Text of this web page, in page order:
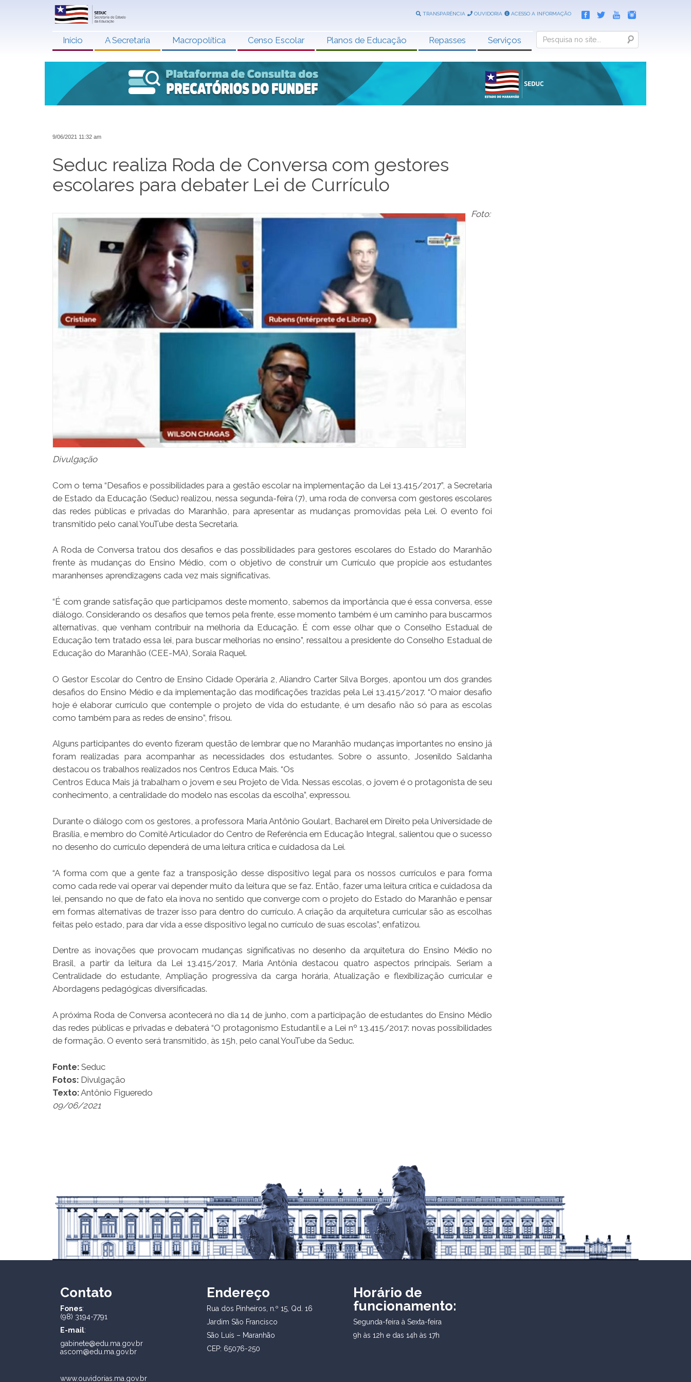
TRANSPARÊNCIA OUVIDORIA ACESSO A INFORMAÇÃO
Início A Secretaria Macropolítica Censo Escolar Planos de Educação Repasses Serviços Search
9/06/2021 11:32 am
Seduc realiza Roda de Conversa com gestores
escolares para debater Lei de Currículo
Foto:
Divulgação
Com o tema “Desafios e possibilidades para a gestão escolar na implementação da Lei 13.415/2017”, a Secretaria
de Estado da Educação (Seduc) realizou, nessa segunda-feira (7), uma roda de conversa com gestores escolares
das redes públicas e privadas do Maranhão, para apresentar as mudanças promovidas pela Lei. O evento foi
transmitido pelo canal YouTube desta Secretaria.
A Roda de Conversa tratou dos desafios e das possibilidades para gestores escolares do Estado do Maranhão
frente às mudanças do Ensino Médio, com o objetivo de construir um Currículo que propicie aos estudantes
maranhenses aprendizagens cada vez mais significativas.
“É com grande satisfação que participamos deste momento, sabemos da importância que é essa conversa, esse
diálogo. Considerando os desafios que temos pela frente, esse momento também é um caminho para buscarmos
alternativas, que venham contribuir na melhoria da Educação. É com esse olhar que o Conselho Estadual de
Educação tem tratado essa lei, para buscar melhorias no ensino”, ressaltou a presidente do Conselho Estadual de
Educação do Maranhão (CEE-MA), Soraia Raquel.
O Gestor Escolar do Centro de Ensino Cidade Operária 2, Aliandro Carter Silva Borges, apontou um dos grandes
desafios do Ensino Médio e da implementação das modificações trazidas pela Lei 13.415/2017. “O maior desafio
hoje é elaborar currículo que contemple o projeto de vida do estudante, é um desafio não só para as escolas
como também para as redes de ensino”, frisou.
Alguns participantes do evento fizeram questão de lembrar que no Maranhão mudanças importantes no ensino já
foram realizadas para acompanhar as necessidades dos estudantes. Sobre o assunto, Josenildo Saldanha
destacou os trabalhos realizados nos Centros Educa Mais. “Os
Centros Educa Mais já trabalham o jovem e seu Projeto de Vida. Nessas escolas, o jovem é o protagonista de seu
conhecimento, a centralidade do modelo nas escolas da escolha”, expressou.
Durante o diálogo com os gestores, a professora Maria Antônio Goulart, Bacharel em Direito pela Universidade de
Brasília, e membro do Comitê Articulador do Centro de Referência em Educação Integral, salientou que o sucesso
no desenho do currículo dependerá de uma leitura crítica e cuidadosa da Lei.
“A forma com que a gente faz a transposição desse dispositivo legal para os nossos currículos e para forma
como cada rede vai operar vai depender muito da leitura que se faz. Então, fazer uma leitura crítica e cuidadosa da
lei, pensando no que de fato ela inova no sentido que converge com o projeto do Estado do Maranhão e pensar
em formas alternativas de trazer isso para dentro do currículo. A criação da arquitetura curricular são as escolhas
feitas pelo estado, para dar vida a esse dispositivo legal no currículo de suas escolas”, enfatizou.
Dentre as inovações que provocam mudanças significativas no desenho da arquitetura do Ensino Médio no
Brasil, a partir da leitura da Lei 13.415/2017, Maria Antônia destacou quatro aspectos principais. Seriam a
Centralidade do estudante, Ampliação progressiva da carga horária, Atualização e flexibilização curricular e
Abordagens pedagógicas diversificadas.
A próxima Roda de Conversa acontecerá no dia 14 de junho, com a participação de estudantes do Ensino Médio
das redes públicas e privadas e debaterá “O protagonismo Estudantil e a Lei nº 13.415/2017: novas possibilidades
de formação. O evento será transmitido, às 15h, pelo canal YouTube da Seduc.
Fonte: Seduc
Fotos: Divulgação
Texto:Antônio Figueredo
09/06/2021
Contato
Fones:
(98) 3194-7791
E-mail:
gabinete@edu.ma.gov.br
ascom@edu.ma.gov.br
www.ouvidorias.ma.gov.br
Endereço
Rua dos Pinheiros, n.º 15, Qd. 16
Jardim São Francisco
São Luís – Maranhão
CEP: 65076-250
Horário de
funcionamento:
Segunda-feira à Sexta-feira
9h às 12h e das 14h às 17h